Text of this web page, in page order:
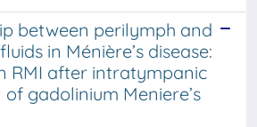
between perilymph and
in Ménière’s disease:
RMI after intratympanic
gadolinium Meniere’s